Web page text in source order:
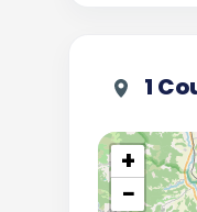
1
+
−